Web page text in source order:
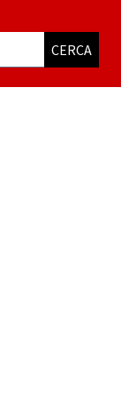
CERCA